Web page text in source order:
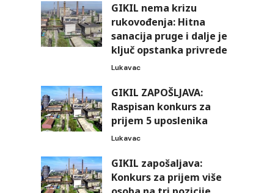
GIKIL nema krizu
rukovođenja: Hitna
sanacija pruge i dalje je
ključ opstanka privrede
Lukavac
GIKIL ZAPOŠLJAVA:
Raspisan konkurs za
prijem 5 uposlenika
Lukavac
GIKIL zapošaljava:
Konkurs za prijem više